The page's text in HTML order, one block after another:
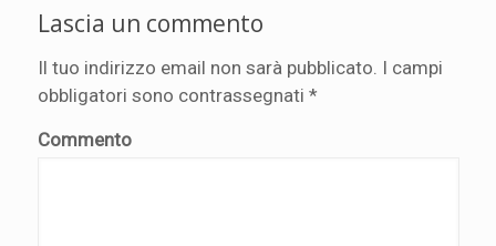
Lascia un commento
Il tuo indirizzo email non sarà pubblicato. I campi
obbligatori sono contrassegnati *
Commento